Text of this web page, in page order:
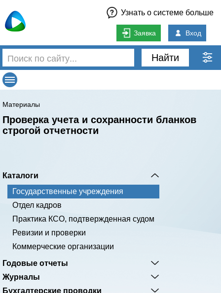
Узнать о системе больше
Заявка Вход
Найти
Материалы
Проверка учета и сохранности бланков
строгой отчетности
Каталоги
Государственные учреждения
Отдел кадров
Практика КСО, подтвержденная судом
Ревизии и проверки
Коммерческие организации
Годовые отчеты
Журналы
Бухгалтерские проводки